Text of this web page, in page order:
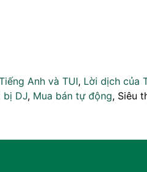
Anh và TUI, Lời dịch của
bị DJ, Mua bán tự động, Siêu